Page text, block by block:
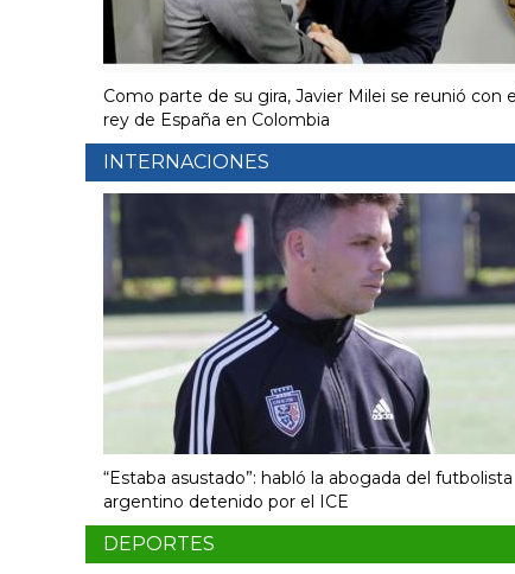
Como parte de su gira, Javier Milei se reunió con
rey de España en Colombia
INTERNACIONES
“Estaba asustado”: habló la abogada del futbolista
argentino detenido por el ICE
DEPORTES